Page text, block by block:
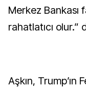
Merkez
rahatlatıcı olur.”
Aşkın, Trump’ın